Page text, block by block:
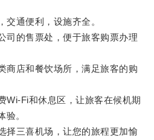
通便利，设施齐全。
的售票处，便于旅客购票办理
店和餐饮场所，满足旅客的购
Fi和休息区，让旅客在候机期
验。
三喜机场，让您的旅程更加愉